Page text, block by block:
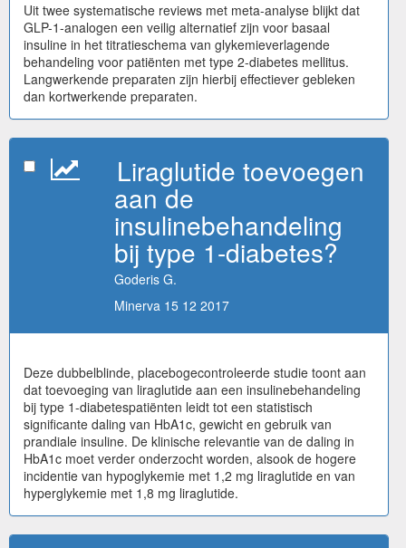
Uit twee systematische reviews met meta-analyse blijkt dat
GLP-1-analogen een veilig alternatief zijn voor basaal
insuline in het titratieschema van glykemieverlagende
behandeling voor patiënten met type 2-diabetes mellitus.
Langwerkende preparaten zijn hierbij effectiever gebleken
dan kortwerkende preparaten.
Liraglutide toevoegen
aan de
insulinebehandeling
bij type 1-diabetes?
Goderis G.
Minerva 15 12 2017
Deze dubbelblinde, placebogecontroleerde studie toont aan
dat toevoeging van liraglutide aan een insulinebehandeling
bij type 1-diabetespatiënten leidt tot een statistisch
significante daling van HbA1c, gewicht en gebruik van
prandiale insuline. De klinische relevantie van de daling in
HbA1c moet verder onderzocht worden, alsook de hogere
incidentie van hypoglykemie met 1,2 mg liraglutide en van
hyperglykemie met 1,8 mg liraglutide.